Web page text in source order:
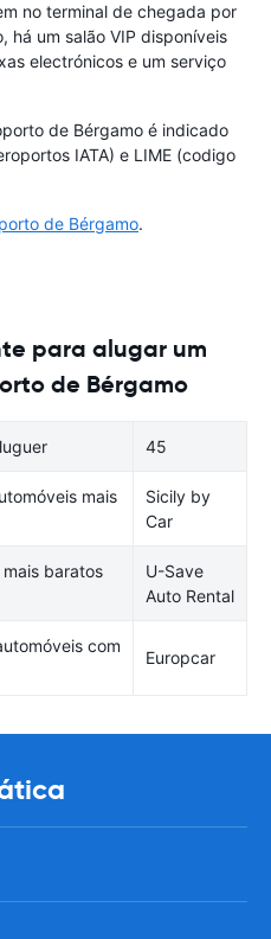
no terminal de chegada por
há um salão VIP disponíveis
electrónicos e um serviço
de Bérgamo é indicado
IATA) e LIME (codigo
de Bérgamo.
para alugar um
de Bérgamo
45
mais
Sicily by
Car
baratos
U-Save
Auto Rental
com
Europcar